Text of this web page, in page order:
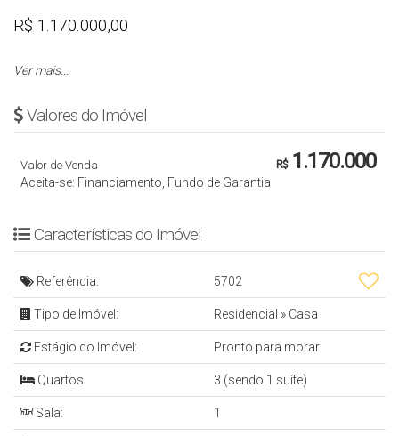
R$ 1.170.000,00
Cód.: 5602
CASA
- 1 Suíte + 2 Quartos
- Cozinha
- Piscina
- Edícula com Churrasqueira e Banheiro
- Garagem ( com capacidade para 6 carros )
- Portas e Janelas com Grades
- Sistema de Alarme com 8 Câmeras
- Portão Eletrônico
Ver mais...
Valores do Imóvel
R$1.170.000
Valor de Venda
Aceita-se: Financiamento, Fundo de Garantia
Características do Imóvel
Referência: 5702
Tipo de Imóvel: Residencial » Casa
Estágio do Imóvel: Pronto para morar
Quartos: 3 (sendo 1 suíte)
Sala: 1